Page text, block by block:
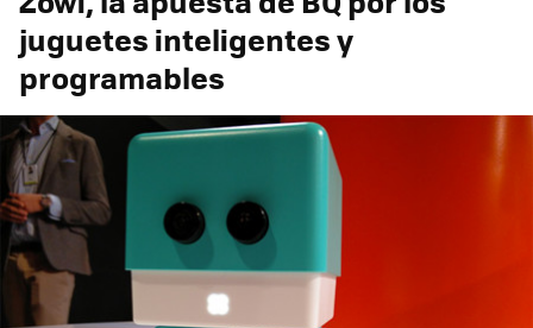
juguetes inteligentes y
programables